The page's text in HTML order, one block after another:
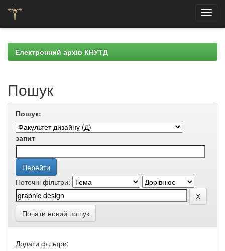
navigationЕлектронний архів КНУТД
Пошук
Пошук:
запит
Поточні фільтри:
Почати новий пошук
Додати фільтри: